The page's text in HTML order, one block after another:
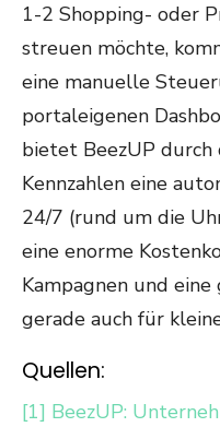
1-2 Shopping- oder
streuen möchte,
eine manuelle
portaleigenen
bietet BeezUP durch
Kennzahlen eine
24/7 (rund um die
eine enorme
Kampagnen und
gerade auch für
Quellen:
[1] BeezUP: